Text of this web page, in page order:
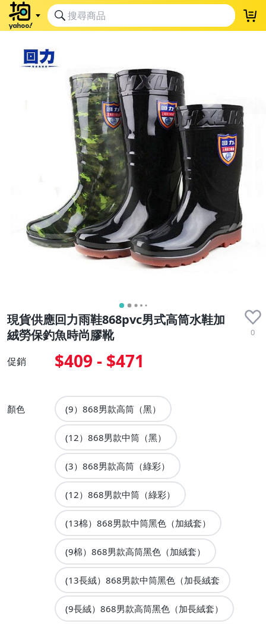
現貨供應回力雨鞋868pvc男式高筒水鞋加
絨勞保釣魚時尚膠靴
0
促銷 $409 - $471
顏色 (9）868男款高筒（黑）
(12）868男款中筒（黑）
(3）868男款高筒（綠彩）
(12）868男款中筒（綠彩）
(13棉）868男款中筒黑色（加絨套）
(9棉）868男款高筒黑色（加絨套）
(13長絨）868男款中筒黑色（加長絨套
(9長絨）868男款高筒黑色（加長絨套）